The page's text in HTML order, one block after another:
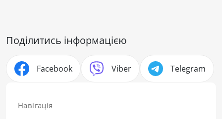
Навігація
Поділитись інформацією
Facebook Viber Telegram